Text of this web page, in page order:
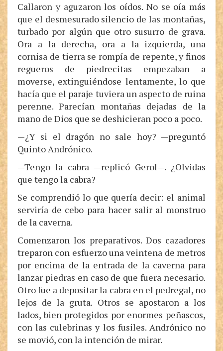
Callaron y aguzaron los oídos. No se oía más
que el desmesurado silencio de las montañas,
turbado por algún que otro susurro de grava.
Ora a la derecha, ora a la izquierda, una
cornisa de tierra se rompía de repente, y finos
regueros de piedrecitas empezaban a
moverse, extinguiéndose lentamente, lo que
hacía que el paraje tuviera un aspecto de ruina
perenne. Parecían montañas dejadas de la
mano de Dios que se deshicieran poco a poco.
—¿Y si el dragón no sale hoy? —preguntó
Quinto Andrónico.
—Tengo la cabra —replicó Gerol—. ¿Olvidas
que tengo la cabra?
Se comprendió lo que quería decir: el animal
serviría de cebo para hacer salir al monstruo
de la caverna.
Comenzaron los preparativos. Dos cazadores
treparon con esfuerzo una veintena de metros
por encima de la entrada de la caverna para
lanzar piedras en caso de que fuera necesario.
Otro fue a depositar la cabra en el pedregal, no
lejos de la gruta. Otros se apostaron a los
lados, bien protegidos por enormes peñascos,
con las culebrinas y los fusiles. Andrónico no
se movió, con la intención de mirar.